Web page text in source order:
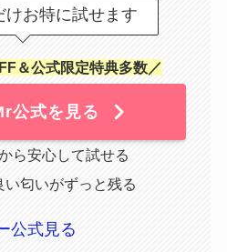
けお特に試せます
＆公式限定特典多数／
公式を見る
ら安心して試せる
い匂いがずっと残る
公式見る